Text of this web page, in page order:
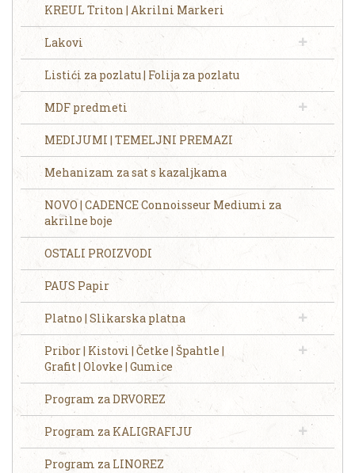
KREUL Triton | Akrilni Markeri
Lakovi
Listići za pozlatu | Folija za pozlatu
MDF predmeti
MEDIJUMI | TEMELJNI PREMAZI
Mehanizam za sat s kazaljkama
NOVO | CADENCE Connoisseur Mediumi za
akrilne boje
OSTALI PROIZVODI
PAUS Papir
Platno | Slikarska platna
Pribor | Kistovi | Četke | Špahtle |
Grafit | Olovke | Gumice
Program za DRVOREZ
Program za KALIGRAFIJU
Program za LINOREZ